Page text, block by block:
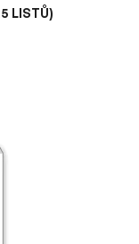
LISTŮ)